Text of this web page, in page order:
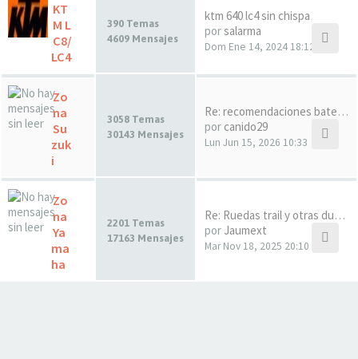
KT
M L
C8/
LC4
390 Temas
4609 Mensajes
ktm 640 lc4 sin chispa
porsalarma
Dom Ene 14, 2024 18:12
Zo
na
Su
zuk
i
3058 Temas
30143 Mensajes
Re: recomendaciones baterias …
por canido29
Lun Jun 15, 2026 10:33
Zo
na
Ya
ma
ha
2201 Temas
17163 Mensajes
Re: Ruedas trail y otras dudas
por Jaumext
Mar Nov 18, 2025 20:10